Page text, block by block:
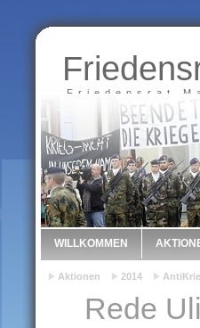
Friedensrat
WILLKOMMEN
Aktionen 2014
Rede